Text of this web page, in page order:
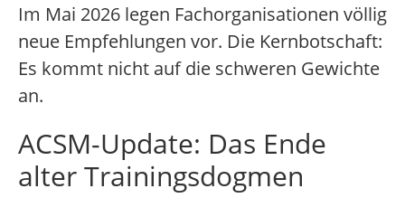
Im Mai 2026 legen Fachorganisationen völlig
neue Empfehlungen vor. Die Kernbotschaft:
Es kommt nicht auf die schweren Gewichte
an.
ACSM-Update: Das Ende
alter Trainingsdogmen